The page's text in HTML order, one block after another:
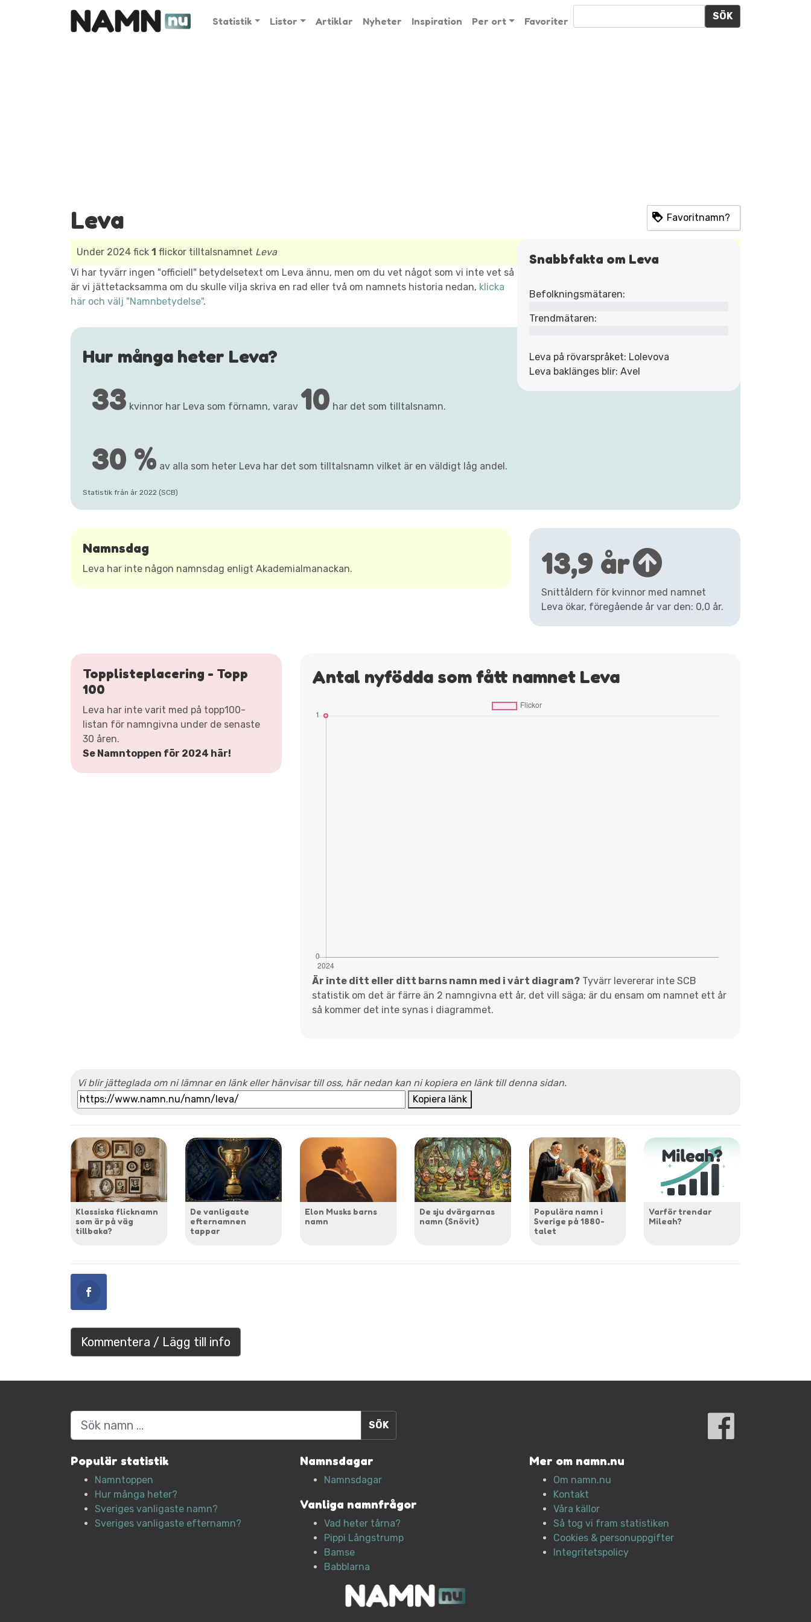
Statistik Listor Artiklar Nyheter Inspiration Per ort Favoriter SÖK
Leva Favoritnamn?
Snabbfakta om Leva
Befolkningsmätaren:
Trendmätaren:
Leva på rövarspråket: Lolevova
Leva baklänges blir: Avel
Under 2024 fick 1 flickor tilltalsnamnet Leva
Vi har tyvärr ingen "officiell" betydelsetext om Leva ännu, men om du vet något som vi inte vet så
är vi jättetacksamma om du skulle vilja skriva en rad eller två om namnets historia nedan, klicka
här och välj "Namnbetydelse".
Hur många heter Leva?
33 kvinnor har Leva som förnamn, varav 10 har det som tilltalsnamn.
30 % av alla som heter Leva har det som tilltalsnamn vilket är en väldigt låg andel.
Statistik från år 2022 (SCB)
Namnsdag
Leva har inte någon namnsdag enligt Akademialmanackan. 13,9 år
Snittåldern för kvinnor med namnet
Leva ökar, föregående år var den: 0,0 år.
Topplisteplacering - Topp
100
Leva har inte varit med på topp100-
listan för namngivna under de senaste
30 åren.
Se Namntoppen för 2024 här!
Antal nyfödda som fått namnet Leva
Är inte ditt eller ditt barns namn med i vårt diagram?Tyvärr levererar inte SCB
statistik om det är färre än 2 namngivna ett år, det vill säga; är du ensam om namnet ett år
så kommer det inte synas i diagrammet.
Vi blir jätteglada om ni lämnar en länk eller hänvisar till oss, här nedan kan ni kopiera en länk till denna sidan.
Kopiera länk
Klassiska flicknamn
som är på väg
tillbaka?
De vanligaste
efternamnen
tappar
Elon Musks barns
namn
De sju dvärgarnas
namn (Snövit)
Populära namn i
Sverige på 1880-
talet
Varför trendar
Mileah?
Kommentera / Lägg till info
Sök
Populär statistik
Namntoppen
Hur många heter?
Sveriges vanligaste namn?
Sveriges vanligaste efternamn?
Namnsdagar
Namnsdagar
Vanliga namnfrågor
Vad heter tårna?
Pippi Långstrump
Bamse
Babblarna
Mer om namn.nu
Om namn.nu
Kontakt
Våra källor
Så tog vi fram statistiken
Cookies & personuppgifter
Integritetspolicy